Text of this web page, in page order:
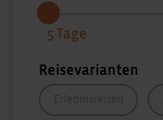
5
Reisevarianten